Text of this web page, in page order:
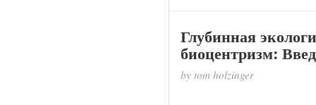
Глубинная
биоцентризм:
by tom holzinger